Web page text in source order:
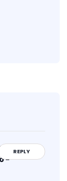
REPLY
Não de
-